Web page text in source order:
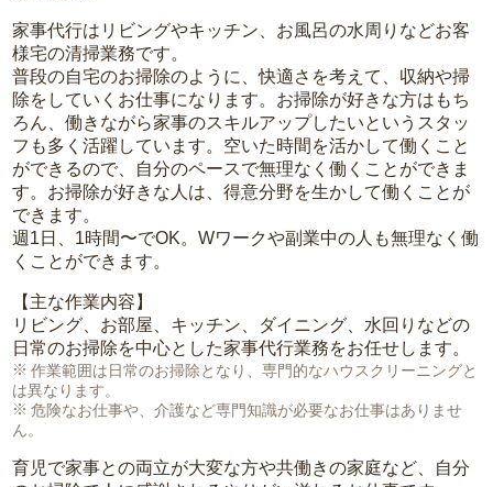
家事代行はリビングやキッチン、お風呂の水周りなどお客
様宅の清掃業務です。
普段の自宅のお掃除のように、快適さを考えて、収納や掃
除をしていくお仕事になります。お掃除が好きな方はもち
ろん、働きながら家事のスキルアップしたいというスタッ
フも多く活躍しています。空いた時間を活かして働くこと
ができるので、自分のペースで無理なく働くことができま
す。お掃除が好きな人は、得意分野を生かして働くことが
できます。
週1日、1時間〜でOK。Wワークや副業中の人も無理なく働
くことができます。
【主な作業内容】
リビング、お部屋、キッチン、ダイニング、水回りなどの
日常のお掃除を中心とした家事代行業務をお任せします。
作業範囲は日常のお掃除となり、専門的なハウスクリーニングと
は異なります。
危険なお仕事や、介護など専門知識が必要なお仕事はありませ
ん。
育児で家事との両立が大変な方や共働きの家庭など、自分